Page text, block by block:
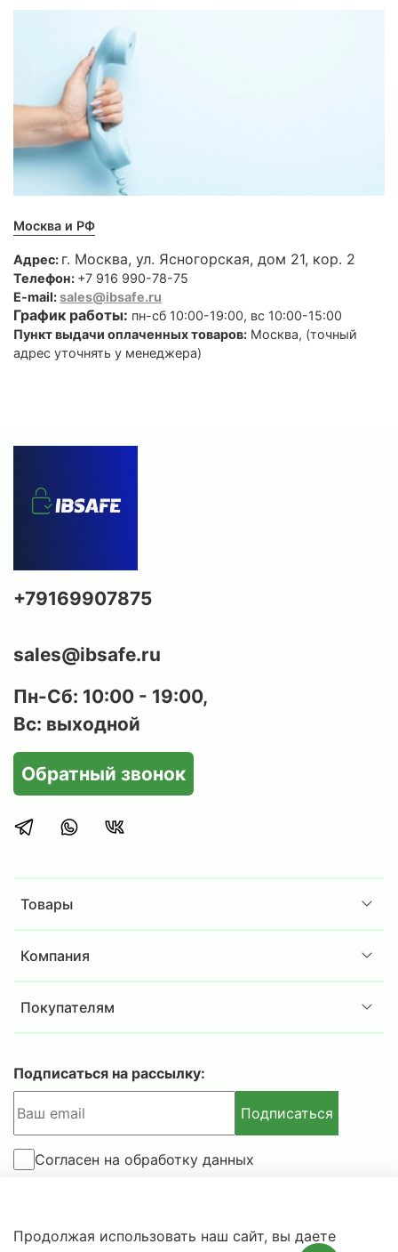
Москва и РФ
Адрес: г. Москва, ул. Ясногорская, дом 21, кор. 2
Телефон: +7 916 990-78-75
E-mail:sales@ibsafe.ru
График работы: пн-сб 10:00-19:00, вс 10:00-15:00
Пункт выдачи оплаченных товаров: Москва, (точный
адрес уточнять у менеджера)
Товары
Компания
Покупателям
+79169907875
sales@ibsafe.ru
Пн-Сб: 10:00 - 19:00,
Вс: выходной
Обратный звонок
Подписаться на рассылку:
Подписаться
Согласен на обработку данных
© 2025-2026 IBSAFE.RU – Интернет-магазин сейфов и
Продолжая использовать наш сайт, вы даете